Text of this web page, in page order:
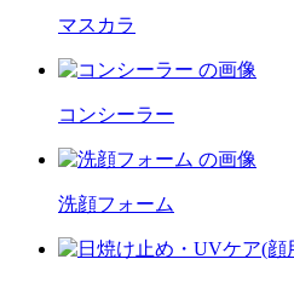
マスカラ
コンシーラー
洗顔フォーム